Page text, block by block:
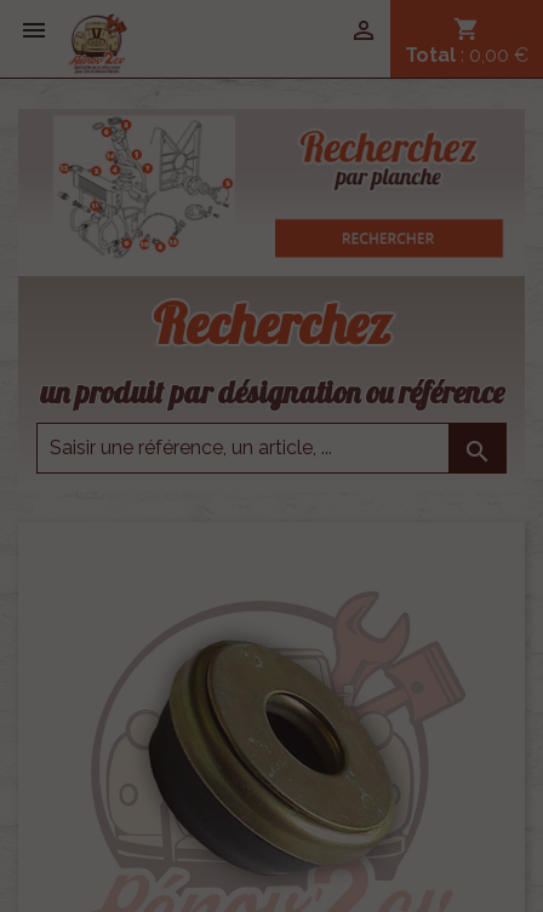
 shopping_cart
Total : 0,00 €

Recherchez
un produit par désignation ou référence
